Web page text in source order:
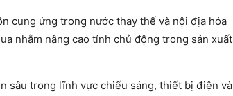
cung ứng trong nước thay thế và nội địa hóa
nhằm nâng cao tính chủ động trong sản xuất
sâu trong lĩnh vực chiếu sáng, thiết bị điện và